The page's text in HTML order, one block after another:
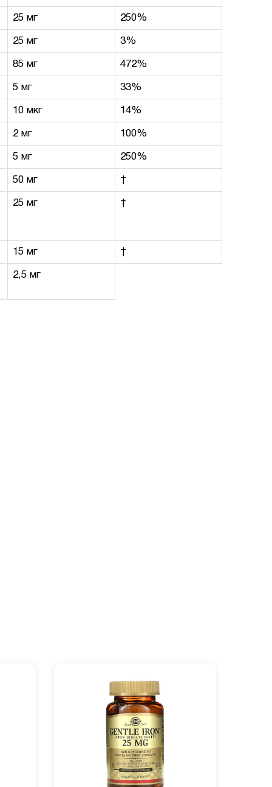
25 мг 250%
25 мг 3%
85 мг 472%
5 мг 33%
10 мкг 14%
2 мг 100%
5 мг 250%
50 мг †
25 мг †
15 мг †
2,5 мг